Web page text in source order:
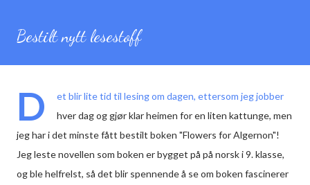
Bestilt nytt lesestoff
D
et blir lite tid til lesing om dagen, ettersom jeg jobber
hver dag og gjør klar heimen for en liten kattunge, men
jeg har i det minste fått bestilt boken "Flowers for Algernon"!
Jeg leste novellen som boken er bygget på på norsk i 9. klasse,
og ble helfrelst, så det blir spennende å se om boken fascinerer